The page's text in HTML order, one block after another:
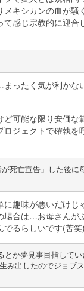
キシカンの血が
感じ宗教的に迎合
ったく気が利かな
可能な限り安価な
ジェクトで確執を
死亡宣告」した後に
趣味が悪いだけじ
合は…お母さんが
るらしいです(苦
か夢見事目指して
み出したのでジョブ